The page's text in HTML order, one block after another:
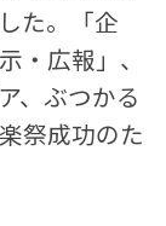
た。「企
・広報」、
、ぶつかる
祭成功のた